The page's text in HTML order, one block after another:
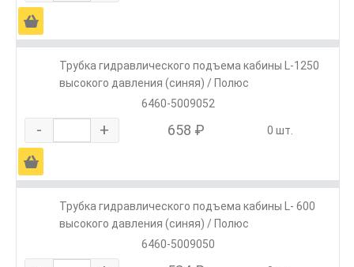
Ä
Трубка гидравлического подъема кабины L-1250
высокого давления (синяя) / Полюс
6460-5009052
- + 658 ₽ 0 шт.
Ä
Трубка гидравлического подъема кабины L- 600
высокого давления (синяя) / Полюс
6460-5009050